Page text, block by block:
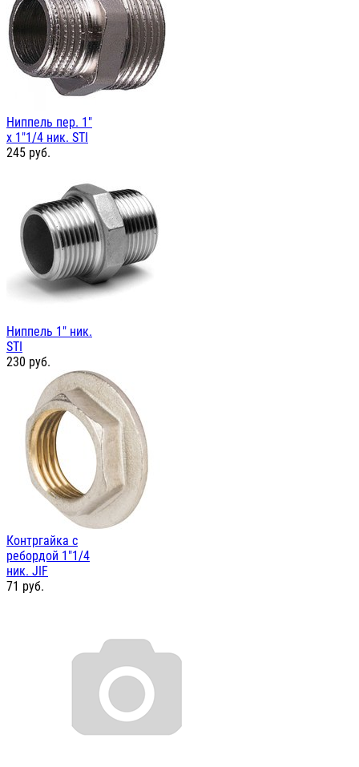
Ниппель пер. 1"
х 1"1/4 ник. STI
245 руб.
Ниппель 1" ник.
STI
230 руб.
Контргайка с
ребордой 1"1/4
ник. JIF
71 руб.